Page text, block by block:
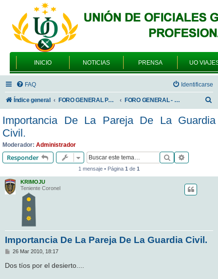
INICIO NOTICIAS PRENSA UO
FAQ Identificarse
Índice general FORO GENERAL PARA TODOS LOS USUARIOS FORO GENERAL - SONRIA, POR FAVOR
s
Importancia De La Pareja De La Guardia
Civil.
Moderador: Administrador
Responder Buscar
1 mensaje • Página 1 de 1
KRIMOJU
Teniente Coronel
Importancia De La Pareja De La Guardia Civil.
M
n
s
26 Mar 2010, 18:17
Dos tíos por el desierto....